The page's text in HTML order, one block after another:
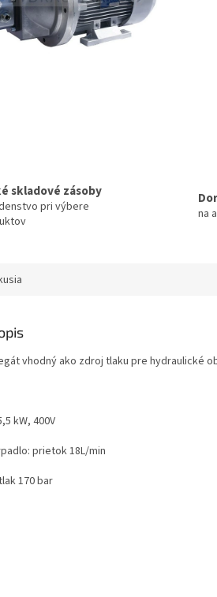
skladové zásoby
pri výbere
na
vhodný ako zdroj tlaku pre hydraulické
kW, 400V
prietok 18L/min
170 bar